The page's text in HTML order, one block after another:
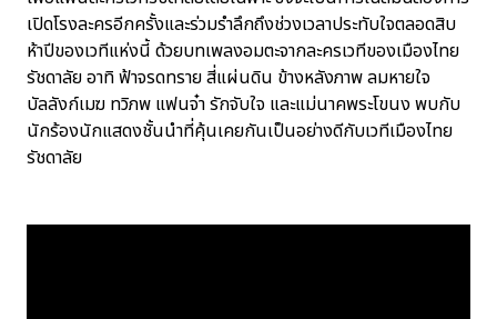
เปิดโรงละครอีกครั้งและร่วมรำลึกถึงช่วงเวลาประทับใจตลอดสิบ
ห้าปีของเวทีแห่งนี้ ด้วยบทเพลงอมตะจากละครเวทีของเมืองไทย
รัชดาลัย อาทิ ฟ้าจรดทราย สี่แผ่นดิน ข้างหลังภาพ ลมหายใจ
บัลลังก์เมฆ ทวิภพ แฟนจ๋า รักจับใจ และแม่นาคพระโขนง พบกับ
นักร้องนักแสดงชั้นนำที่คุ้นเคยกันเป็นอย่างดีกับเวทีเมืองไทย
รัชดาลัย